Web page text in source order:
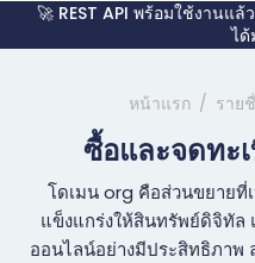
🚀 REST API พร้อมใช้งานแ
ไ
หน้าแรก ราย
ซื้อและจดทะ
โดเมน org คือส่วนขยายที่
แข็งแกร่งให้สินทรัพย์ดิจิทั
ออนไลน์อย่างมีประสิทธิภาพ